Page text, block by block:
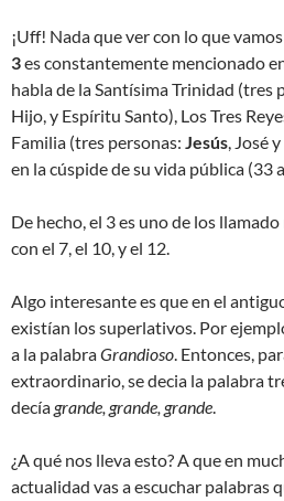
¡Uff! Nada que ver con lo que
3es constantemente mencionado
habla de la Santísima Trinidad (tres
Hijo, y Espíritu Santo), Los Tres
Familia (tres personas: Jesús, José
en la cúspide de su vida pública (33
De hecho, el 3 es uno de los
con el 7, el 10, y el 12.
Algo interesante es que en el
existían los superlativos. Por
a la palabraGrandioso. Entonces,
extraordinario, se decia la palabra
decía grande, grande, grande.
¿A qué nos lleva esto? A que en
actualidad vas a escuchar palabras